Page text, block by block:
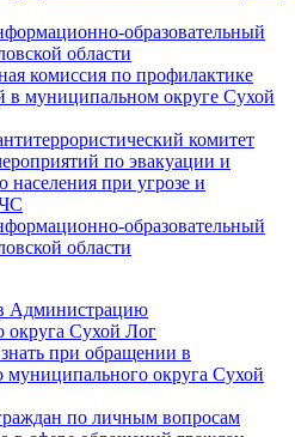
образовательный
области
комиссия по профилактике
в муниципальном округе Сухой
комитет
по эвакуации и
населения при угрозе и
образовательный
области
Администрацию
округа Сухой Лог
при обращении в
округа Сухой
по личным вопросам